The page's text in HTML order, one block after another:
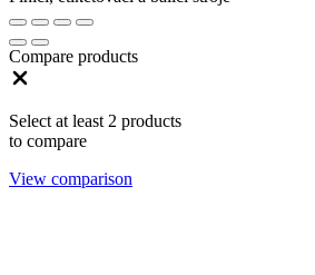
Compare products
Select at least 2 products
to compare
View comparison